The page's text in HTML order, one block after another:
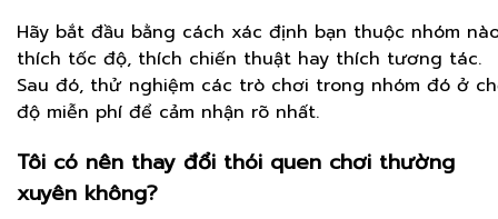
Hãy bắt đầu bằng cách xác định bạn thuộc nhóm
thích tốc độ, thích chiến thuật hay thích tương tác.
Sau đó, thử nghiệm các trò chơi trong nhóm đó ở
độ miễn phí để cảm nhận rõ nhất.
Tôi có nên thay đổi thói quen chơi thường
xuyên không?